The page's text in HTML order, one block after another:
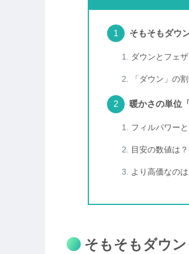
そもそもダウ
ダウンとフェ
「ダウン」の
暖かさの単位
フィルパワー
目安の数値は？
より高価なの
そもそもダウン